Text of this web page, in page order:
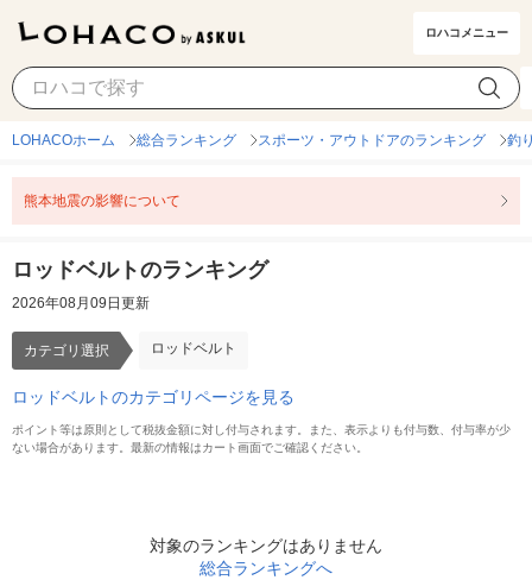
ロハコメニュー
ロッドベルト カテゴリ選択
LOHACOホーム 総合ランキング スポーツ・アウトドアのランキング 釣
熊本地震の影響について
ロッドベルトのランキング
2026年08月09日更新
カテゴリ選択 ロッドベルト
ロッドベルトのカテゴリページを見る
ポイント等は原則として税抜金額に対し付与されます。また、表示よりも付与数、付与率が少
ない場合があります。最新の情報はカート画面でご確認ください。
対象のランキングはありません
総合ランキングへ